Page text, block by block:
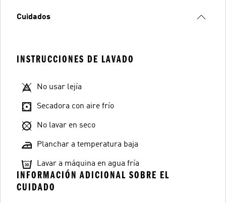
Cuidados
INSTRUCCIONES DE LAVADO
No usar lejía
Secadora con aire frío
No lavar en seco
Planchar a temperatura baja
Lavar a máquina en agua fría
INFORMACIÓN ADICIONAL SOBRE EL
CUIDADO